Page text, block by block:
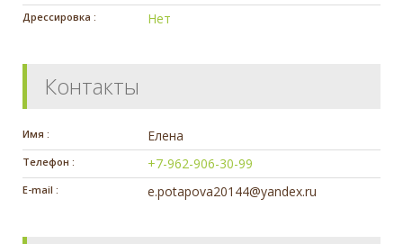
Дрессировка : Нет
Контакты
Имя : Елена
Телефон : +7-962-906-30-99
E-mail : e.potapova20144@yandex.ru